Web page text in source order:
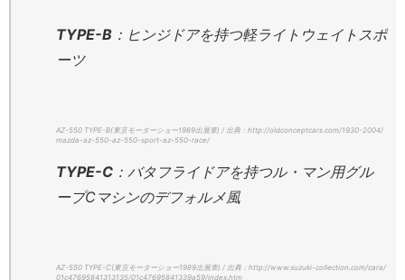
TYPE-B ：ヒンジドアを持つ軽ライトウェイトスポ
ーツ
AZ-550 TYPE-B(東京モーターショー1989出展車) / 出典：http://oldconceptcars.com/1930-2004/
mazda-az-550-az-550-sport-az-550-race/
TYPE-C ：バタフライドアを持つル・マン用グル
ープCマシンのデフォルメ風
AZ-550 TYPE-C(東京モーターショー1989出展車) / 出典：http://www.suzuki-collection.com/cara/
01c47695841313135/01c47695841339a59/index.htm